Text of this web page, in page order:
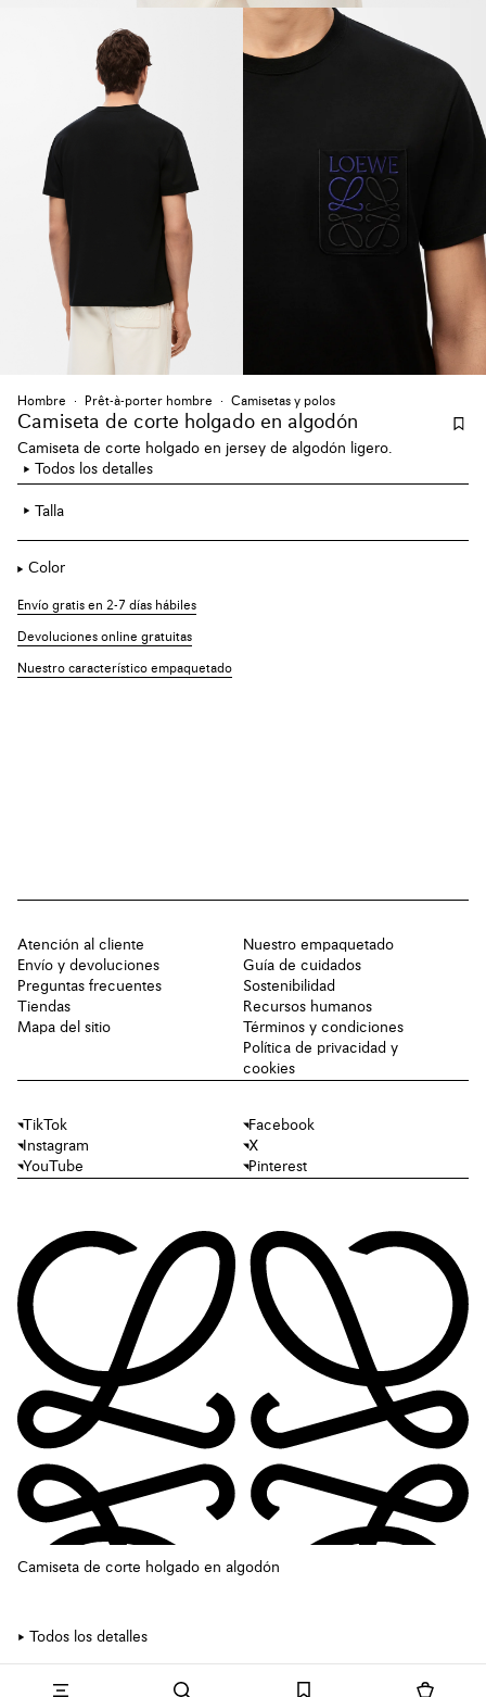
Camiseta de corte holgado en algodón
Todos los detalles
Hombre Prêt-à-porter hombre Camisetas y polos
Camiseta de corte holgado en algodón
Camiseta de corte holgado en jersey de algodón ligero.
Todos los detalles
Talla
Color
Envío gratis en 2-7 días hábiles
Devoluciones online gratuitas
Nuestro característico empaquetado
Atención al cliente
Envío y devoluciones
Preguntas frecuentes
Tiendas
Mapa del sitio
Nuestro empaquetado
Guía de cuidados
Sostenibilidad
Recursos humanos
Términos y condiciones
Política de privacidad y
cookies
TikTok
Facebook
Instagram
X
YouTube
Pinterest